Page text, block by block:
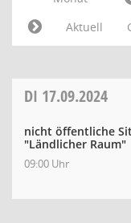
Aktuell
DI 17.09.2024
nicht öffentliche
"Ländlicher Raum"
09:00 Uhr